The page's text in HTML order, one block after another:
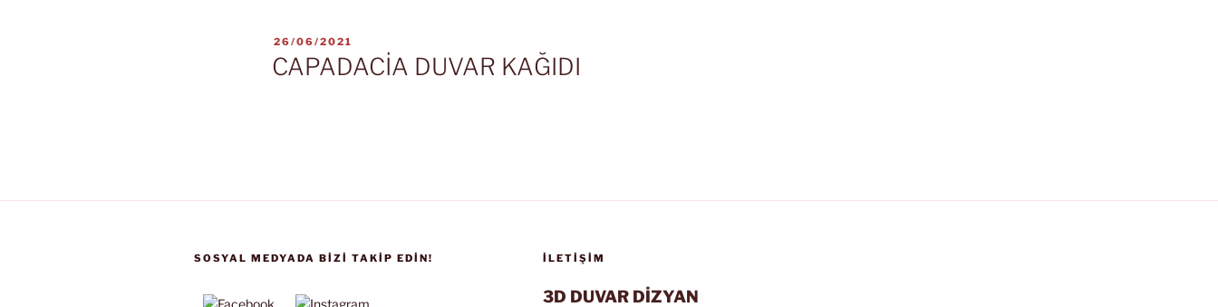
YAYIM
TARIHI
26/06/2021
CAPADACİA DUVAR KAĞIDI
SOSYAL MEDYADA BIZI TAKIP EDIN! İLETIŞIM
3D DUVAR DİZYAN